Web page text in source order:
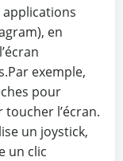
en
exemple,
pour
l’écran.
un joystick,
un clic